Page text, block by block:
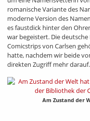
romanische Variante des
moderne Version des
es faustdick hinter den
war begeistert. Die
Comicstrips von Carlsen
hatte, nachdem wir beide
direkten Zugriff mehr darauf.
Am Zustand der